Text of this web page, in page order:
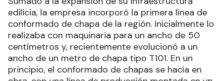
edilicia, la empresa incorporó la primera línea de
conformado de chapa de la región. Inicialmente lo
realizaba con maquinaria para un ancho de 50
centímetros y, recientemente evolucionó a un
ancho de un metro de chapa tipo T101. En un
principio, el conformado de chapas se hacía en